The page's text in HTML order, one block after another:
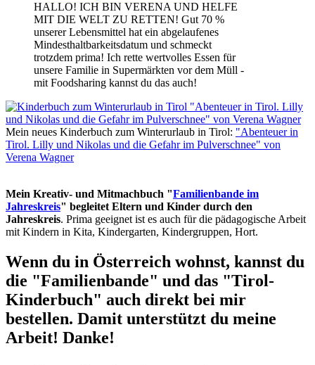
HALLO! ICH BIN VERENA UND HELFE
MIT DIE WELT ZU RETTEN! Gut 70 %
unserer Lebensmittel hat ein abgelaufenes
Mindesthaltbarkeitsdatum und schmeckt
trotzdem prima! Ich rette wertvolles Essen für
unsere Familie in Supermärkten vor dem Müll -
mit Foodsharing kannst du das auch!
Mein neues Kinderbuch zum Winterurlaub in Tirol: "Abenteuer in
Tirol. Lilly und Nikolas und die Gefahr im Pulverschnee" von
Verena Wagner
Mein Kreativ- und Mitmachbuch "Familienbande im
Jahreskreis" begleitet Eltern und Kinder durch den
Jahreskreis. Prima geeignet ist es auch für die pädagogische Arbeit
mit Kindern in Kita, Kindergarten, Kindergruppen, Hort.
Wenn du in Österreich wohnst, kannst du
die "Familienbande" und das "Tirol-
Kinderbuch" auch direkt bei mir
bestellen. Damit unterstützt du meine
Arbeit! Danke!